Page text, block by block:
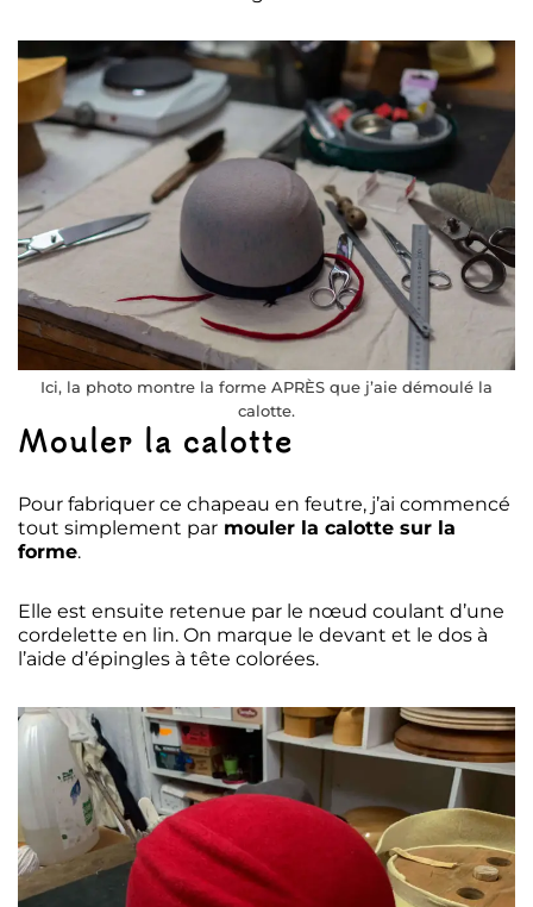
Ici, la photo montre la forme APRÈS que j’aie démoulé la
calotte.
Mouler la calotte
Pour fabriquer ce chapeau en feutre, j’ai commencé
tout simplement par mouler la calotte sur la
forme.
Elle est ensuite retenue par le nœud coulant d’une
cordelette en lin. On marque le devant et le dos à
l’aide d’épingles à tête colorées.